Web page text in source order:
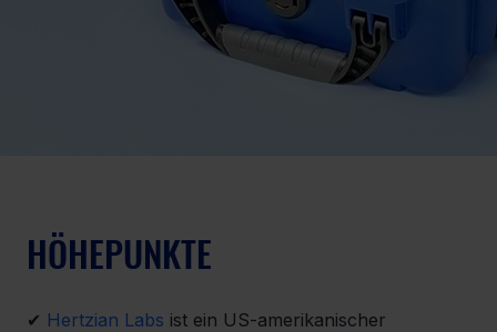
HÖHEPUNKTE
✔ Hertzian Labs ist ein US-amerikanischer